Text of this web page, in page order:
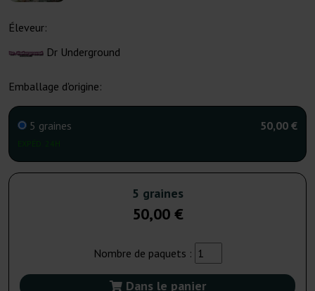
Éleveur:
Dr Underground
Emballage d'origine:
5 graines 50,00 €
5 graines
50,00 €
Nombre de paquets :
Dans le panier